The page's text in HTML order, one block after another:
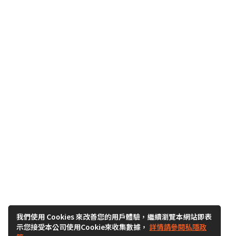
我們使用 Cookies 來改善您的用戶體驗，繼續瀏覽本網站即表
示您接受本公司使用Cookie來收集數據， 詳情請參閱私隱政